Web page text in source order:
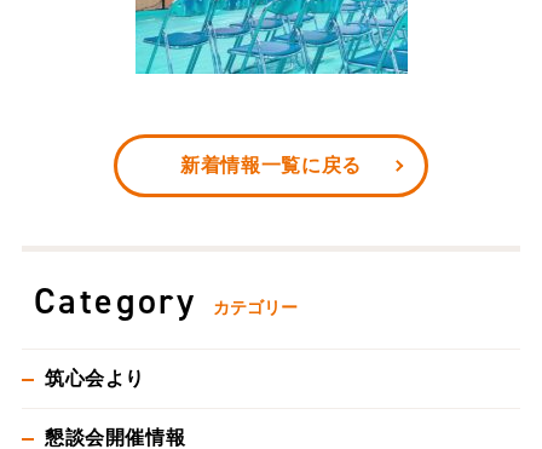
新着情報一覧に戻る
Category カテゴリー
筑心会より
懇談会開催情報